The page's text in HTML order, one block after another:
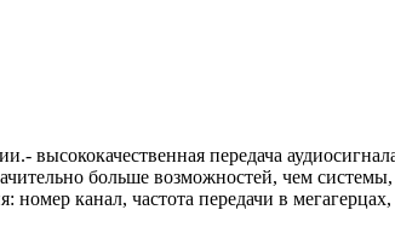
высококачественная передача
больше возможностей, чем
канал, частота передачи в